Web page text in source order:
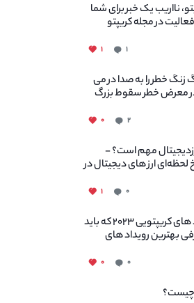
نااریب یک خبر برای شما
در مجله کریپتو
۱ ۱
زنگ خطر را به صدا در می
معرض خطر سقوط بزرگ
۲ ۰
مهم است؟ -
ارز های دیجیتال در
۰ ۱
مهم ترین رویداد های کریپتویی ۲۰۲۳ که باید
بهترین رویداد های
۰ ۰
چیست؟